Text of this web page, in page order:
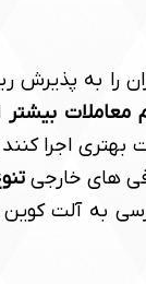
را به
معاملات بیشتر
اجرا
های خارجی
به آلت